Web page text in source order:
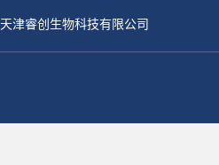
天津睿创生物科技有限公司